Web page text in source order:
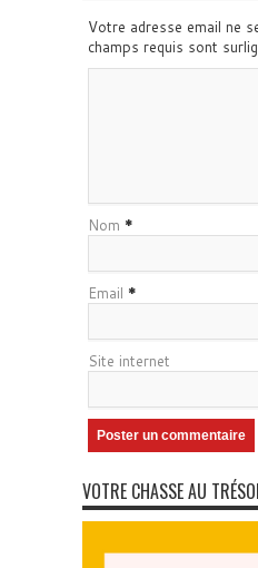
Votre adresse email ne
champs requis sont
Nom *
Email *
Site internet
VOTRE CHASSE AU